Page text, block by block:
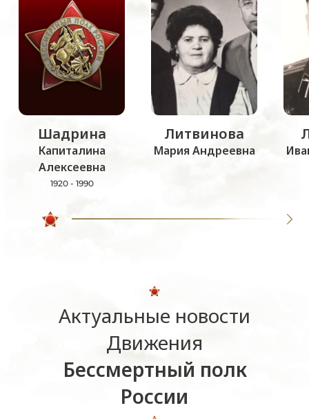
Шадрина
Капиталина
Алексеевна
1920 - 1990
Литвинова
Мария Андреевна
Актуальные новости
Движения
Бессмертный полк
России